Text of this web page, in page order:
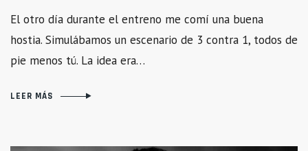
El otro día durante el entreno me comí una buena
hostia. Simulábamos un escenario de 3 contra 1, todos de
pie menos tú. La idea era…
LEER MÁS